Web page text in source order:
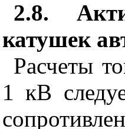
2.8.
катушек
Расчеты
1 кВ